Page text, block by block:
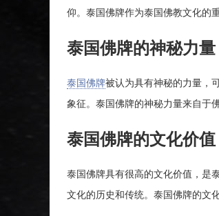
仰。泰国佛牌作为泰国佛教文化的
泰国佛牌的神秘力量
泰国佛牌被认为具有神秘的力量，
象征。泰国佛牌的神秘力量来自于
泰国佛牌的文化价值
泰国佛牌具有很高的文化价值，是
文化的历史和传统。泰国佛牌的文